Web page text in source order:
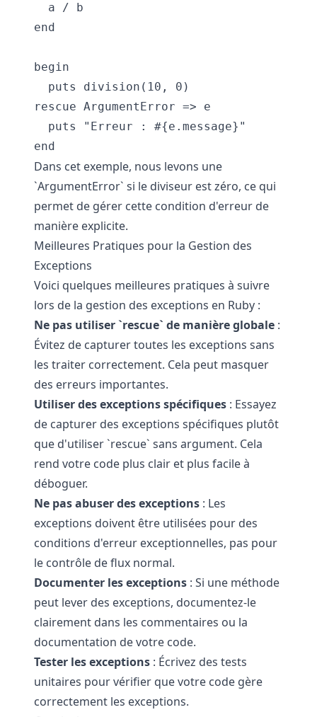
  a / b
end
begin
  puts division(10, 0)
rescue ArgumentError => e
  puts "Erreur : #{e.message}"
Dans cet exemple, nous levons une
`ArgumentError` si le diviseur est zéro, ce qui
permet de gérer cette condition d'erreur de
manière explicite.
Meilleures Pratiques pour la Gestion des
Exceptions
Voici quelques meilleures pratiques à suivre
lors de la gestion des exceptions en Ruby :
Ne pas utiliser `rescue` de manière globale :
Évitez de capturer toutes les exceptions sans
les traiter correctement. Cela peut masquer
des erreurs importantes.
Utiliser des exceptions spécifiques : Essayez
de capturer des exceptions spécifiques plutôt
que d'utiliser `rescue` sans argument. Cela
rend votre code plus clair et plus facile à
déboguer.
Ne pas abuser des exceptions : Les
exceptions doivent être utilisées pour des
conditions d'erreur exceptionnelles, pas pour
le contrôle de flux normal.
Documenter les exceptions : Si une méthode
peut lever des exceptions, documentez-le
clairement dans les commentaires ou la
documentation de votre code.
Tester les exceptions : Écrivez des tests
unitaires pour vérifier que votre code gère
correctement les exceptions.